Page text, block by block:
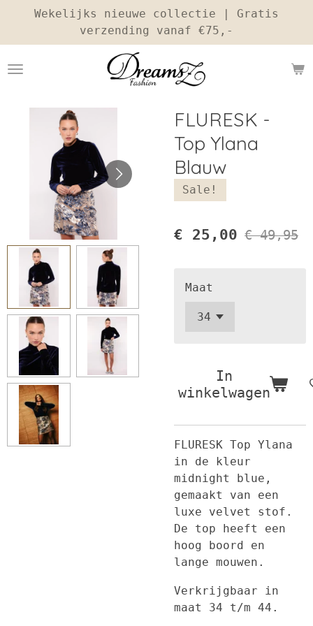
naar
de
Wekelijks nieuwe collectie | Gratis
verzending vanaf €75,-
FLURESK -
Top Ylana
Blauw
Sale!
€ 25,00 € 49,95
Maat
In
winkelwagen
FLURESK Top Ylana
in de kleur
midnight blue,
gemaakt van een
luxe velvet stof.
De top heeft een
hoog boord en
lange mouwen.
Verkrijgbaar in
maat 34 t/m 44.